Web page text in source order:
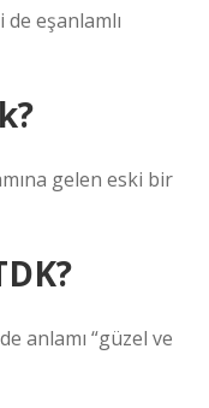
eşanlamlı
gelen eski bir
anlamı “güzel ve